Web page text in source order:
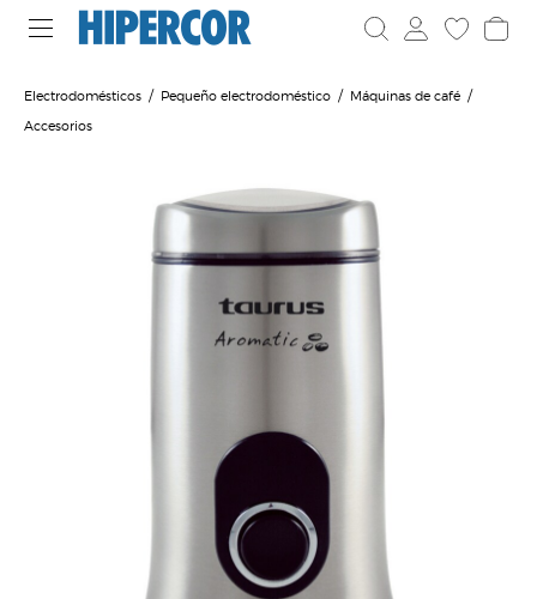
Electrodomésticos Pequeño electrodoméstico
Máquinas de café
Accesorios